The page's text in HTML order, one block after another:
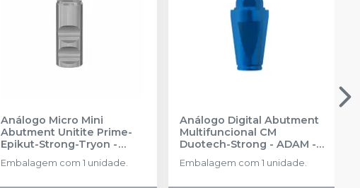
Análogo Micro Mini
Abutment Unitite Prime-
Epikut-Strong-Tryon -
Embalagem com 1 unidade.
Análogo Digital Abutment
Multifuncional CM
Duotech-Strong - ADAM -
Embalagem com 1 unidade.